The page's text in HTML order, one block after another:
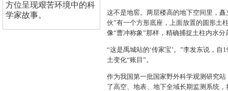
这不是地窖。两层楼高的地下空间里，
伙”有一个方形底座，上面放置的圆形土
像“曹冲称象”那样，精确捕捉土柱内水
“这是禹城站的‘传家宝’。”李发东说，
土变化“账目”。
作为我国第一批国家野外科学观测研究
了高空、地表、地下全域长期监测系统
方位呈现艰苦环境中的科
学家故事。